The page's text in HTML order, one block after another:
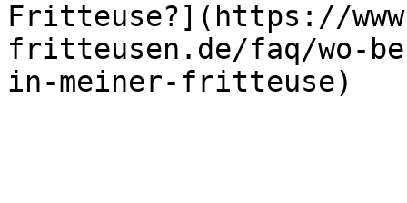
Fritteuse?](https://
fritteusen.de/faq/wo-